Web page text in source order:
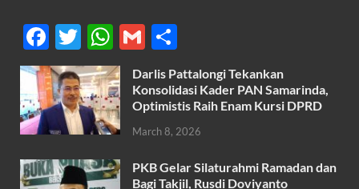
F
ac
e
b
o
o
T
w
itt
er
W
h
at
s
A
p
G
m
ail
h
ar
e
Darlis Pattalongi Tekankan
Konsolidasi Kader PAN Samarinda,
Optimistis Raih Enam Kursi DPRD
March 8, 2026
PKB Gelar Silaturahmi Ramadan dan
Bagi Takjil, Rusdi Doviyanto